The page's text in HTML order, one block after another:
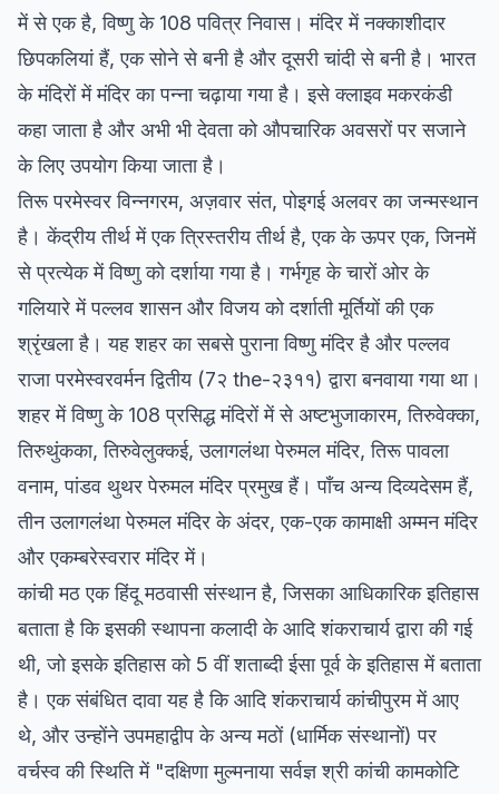
में से एक है, विष्णु के 108 पवित्र निवास। मंदिर में नक्काशीदार
छिपकलियां हैं, एक सोने से बनी है और दूसरी चांदी से बनी है। भारत
के मंदिरों में मंदिर का पन्ना चढ़ाया गया है। इसे क्लाइव मकरकंडी
कहा जाता है और अभी भी देवता को औपचारिक अवसरों पर सजाने
के लिए उपयोग किया जाता है।
तिरू परमेस्वर विन्नगरम, अज़वार संत, पोइगई अलवर का जन्मस्थान
है। केंद्रीय तीर्थ में एक त्रिस्तरीय तीर्थ है, एक के ऊपर एक, जिनमें
से प्रत्येक में विष्णु को दर्शाया गया है। गर्भगृह के चारों ओर के
गलियारे में पल्लव शासन और विजय को दर्शाती मूर्तियों की एक
श्रृंखला है। यह शहर का सबसे पुराना विष्णु मंदिर है और पल्लव
राजा परमेस्वरवर्मन द्वितीय (7२ the-२३११) द्वारा बनवाया गया था।
शहर में विष्णु के 108 प्रसिद्ध मंदिरों में से अष्टभुजाकारम, तिरुवेक्का,
तिरुथुंकका, तिरुवेलुक्कई, उलागलंथा पेरुमल मंदिर, तिरू पावला
वनाम, पांडव थुथर पेरुमल मंदिर प्रमुख हैं। पाँच अन्य दिव्यदेसम हैं,
तीन उलागलंथा पेरुमल मंदिर के अंदर, एक-एक कामाक्षी अम्मन मंदिर
और एकम्बरेस्वरार मंदिर में।
कांची मठ एक हिंदू मठवासी संस्थान है, जिसका आधिकारिक इतिहास
बताता है कि इसकी स्थापना कलादी के आदि शंकराचार्य द्वारा की गई
थी, जो इसके इतिहास को 5 वीं शताब्दी ईसा पूर्व के इतिहास में बताता
है। एक संबंधित दावा यह है कि आदि शंकराचार्य कांचीपुरम में आए
थे, और उन्होंने उपमहाद्वीप के अन्य मठों (धार्मिक संस्थानों) पर
वर्चस्व की स्थिति में "दक्षिणा मुल्मनाया सर्वज्ञ श्री कांची कामकोटि